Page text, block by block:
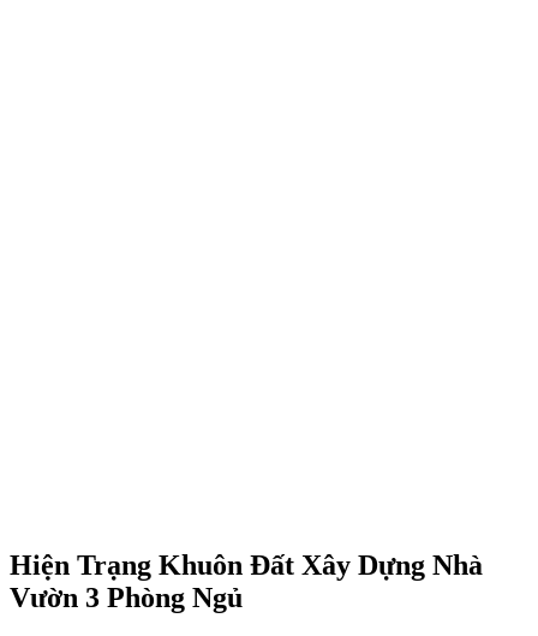
Hiện Trạng Khuôn Đất Xây Dựng Nhà
Vườn 3 Phòng Ngủ